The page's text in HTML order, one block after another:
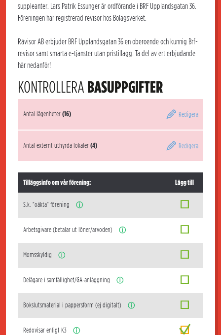
suppleanter. Lars Patrik Essunger är ordförande i BRF Upplandsgatan 36.
Föreningen har registrerad revisor hos Bolagsverket.
Rävisor AB erbjuder BRF Upplandsgatan 36 en oberoende och kunnig Brf-
revisor samt smarta e-tjänster utan pristillägg. Ta del av ert erbjudande
här nedanför!
KONTROLLERA BASUPPGIFTER
Antal lägenheter(16) Redigera
Antal externt uthyrda lokaler(4) Redigera
Tilläggsinfo om vår förening: Lägg till
S.k. "oäkta" förening ⓘ
Arbetsgivare (betalar ut löner/arvoden) ⓘ
Momsskyldig ⓘ
Delägare i samfällighet/GA-anläggning ⓘ
Bokslutsmaterial i pappersform (ej digitalt) ⓘ
Redovisar enligt K3 ⓘ